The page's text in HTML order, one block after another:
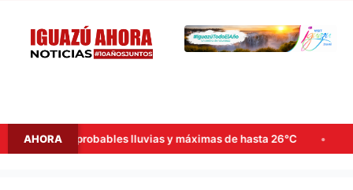
AHORAprobables lluvias y máximas de hasta 26°C